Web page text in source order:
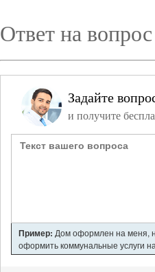
Ответ на
Задайте
и получите
Пример: Дом оформлен на меня,
оформить коммунальные услуги